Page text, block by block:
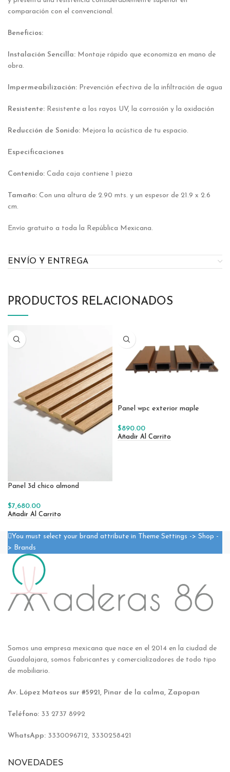
comparación con el convencional.
Beneficios:
Instalación Sencilla: Montaje rápido que economiza en mano de
obra.
Impermeabilización: Prevención efectiva de la infiltración de agua
Resistente: Resistente a los rayos UV, la corrosión y la oxidación
Reducción de Sonido: Mejora la acústica de tu espacio.
Especificaciones
Contenido: Cada caja contiene 1 pieza
Tamaño: Con una altura de 2.90 mts. y un espesor de 21.9 x 2.6
cm.
Envío gratuito a toda la República Mexicana.
ENVÍO Y ENTREGA
PRODUCTOS RELACIONADOS
Panel 3d chico almond
$7,680.00
Añadir Al Carrito
Panel wpc exterior maple
$890.00
Añadir Al Carrito
You must select your brand attribute in Theme Settings -> Shop -
> Brands
Somos una empresa mexicana que nace en el 2014 en la ciudad de
Guadalajara, somos fabricantes y comercializadores de todo tipo
de mobiliario.
Av. López Mateos sur #5921, Pinar de la calma, Zapopan
Teléfono: 33 2737 8992
WhatsApp: 3330096712, 3330258421
NOVEDADES